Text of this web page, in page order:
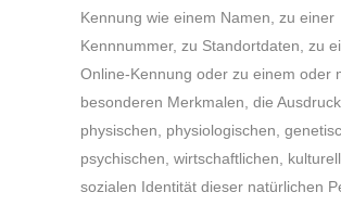
Kennung wie einem Namen, zu einer
Kennnummer, zu Standortdaten, zu
Online-Kennung oder zu einem oder
besonderen Merkmalen, die
physischen, physiologischen,
psychischen, wirtschaftlichen,
sozialen Identität dieser natürlichen